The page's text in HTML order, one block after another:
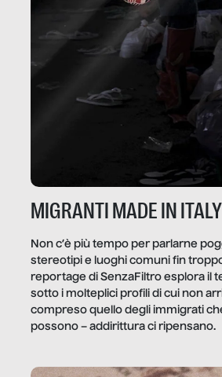
MIGRANTI MADE IN ITALY
Non c’è più tempo per parlarne
stereotipi e luoghi comuni fin
reportage di SenzaFiltro esplora il
sotto i molteplici profili di cui non
compreso quello degli immigrati
possono – addirittura ci ripensano.